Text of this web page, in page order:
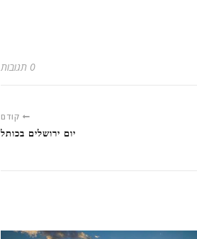
0 תגובות
קודם
יום ירושלים בכותל